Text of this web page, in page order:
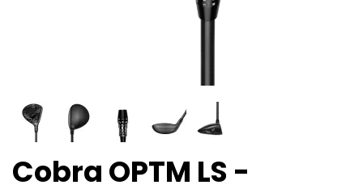
Cobra OPTM LS -